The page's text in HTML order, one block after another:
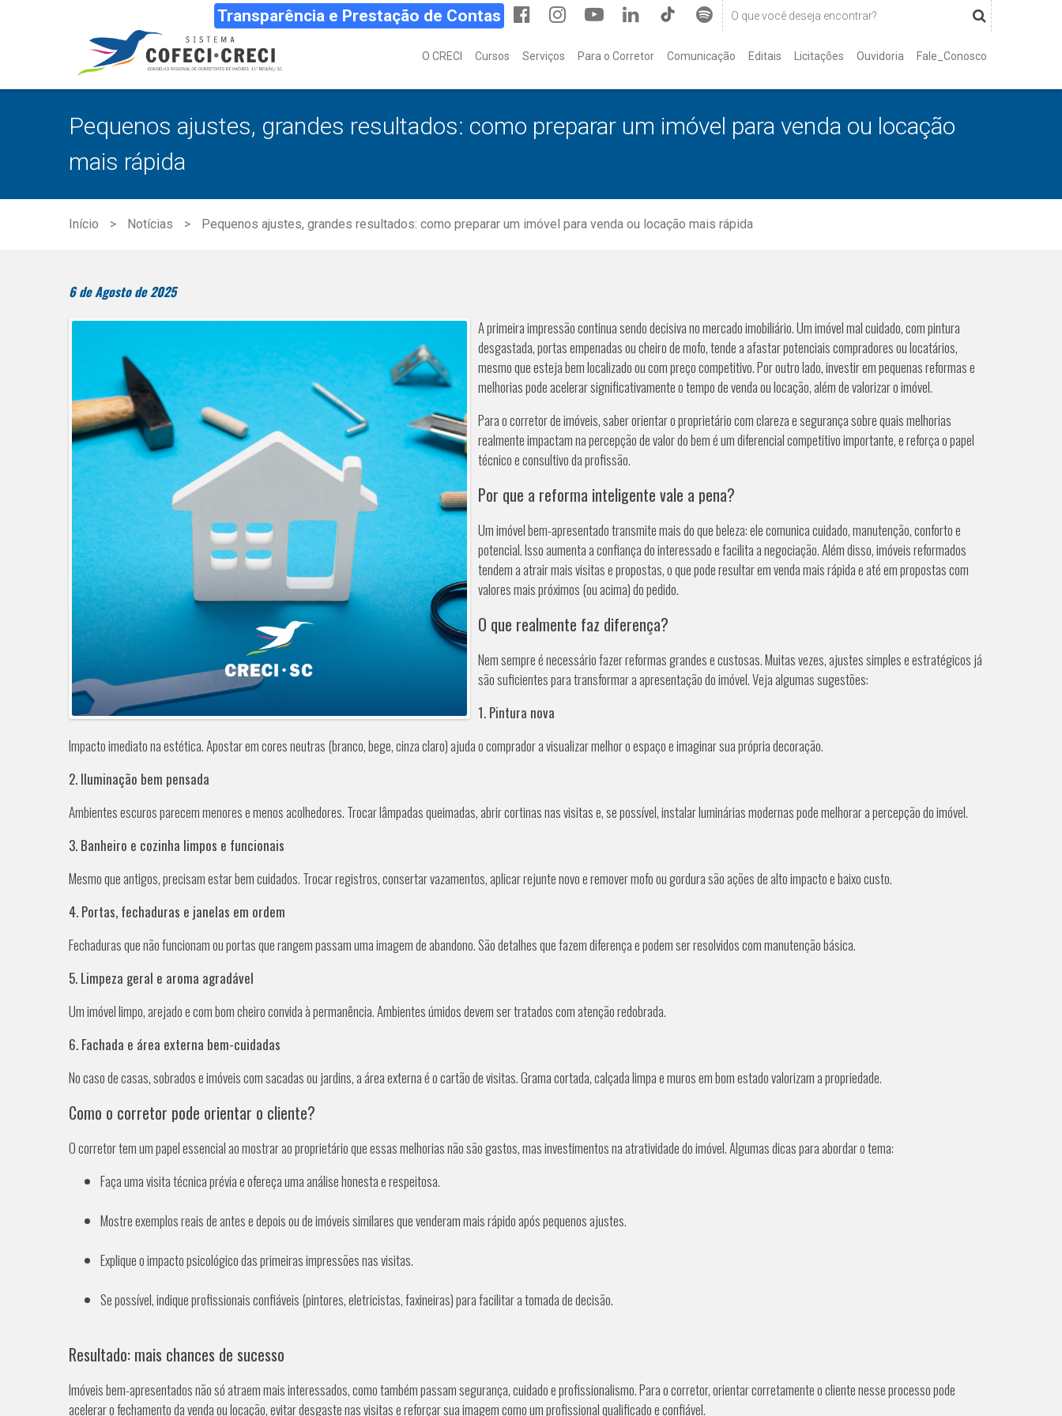
Transparência e Prestação de Contas
O CRECI Cursos Serviços Para o Corretor Comunicação Editais Licitações Ouvidoria Fale_Conosco
Pequenos ajustes, grandes resultados: como preparar um imóvel para venda ou locação
mais rápida
Início Notícias Pequenos ajustes, grandes resultados: como preparar um imóvel para venda ou locação mais rápida
6 de Agosto de 2025
A primeira impressão continua sendo decisiva no mercado imobiliário. Um imóvel mal cuidado, com pintura
desgastada, portas empenadas ou cheiro de mofo, tende a afastar potenciais compradores ou locatários,
mesmo que esteja bem localizado ou com preço competitivo. Por outro lado, investir em pequenas reformas e
melhorias pode acelerar significativamente o tempo de venda ou locação, além de valorizar o imóvel.
Para o corretor de imóveis, saber orientar o proprietário com clareza e segurança sobre quais melhorias
realmente impactam na percepção de valor do bem é um diferencial competitivo importante, e reforça o papel
técnico e consultivo da profissão.
Por que a reforma inteligente vale a pena?
Um imóvel bem-apresentado transmite mais do que beleza: ele comunica cuidado, manutenção, conforto e
potencial. Isso aumenta a confiança do interessado e facilita a negociação. Além disso, imóveis reformados
tendem a atrair mais visitas e propostas, o que pode resultar em venda mais rápida e até em propostas com
valores mais próximos (ou acima) do pedido.
O que realmente faz diferença?
Nem sempre é necessário fazer reformas grandes e custosas. Muitas vezes, ajustes simples e estratégicos já
são suficientes para transformar a apresentação do imóvel. Veja algumas sugestões:
1. Pintura nova
Impacto imediato na estética. Apostar em cores neutras (branco, bege, cinza claro) ajuda o comprador a visualizar melhor o espaço e imaginar sua própria decoração.
2. Iluminação bem pensada
Ambientes escuros parecem menores e menos acolhedores. Trocar lâmpadas queimadas, abrir cortinas nas visitas e, se possível, instalar luminárias modernas pode melhorar a percepção do imóvel.
3. Banheiro e cozinha limpos e funcionais
Mesmo que antigos, precisam estar bem cuidados. Trocar registros, consertar vazamentos, aplicar rejunte novo e remover mofo ou gordura são ações de alto impacto e baixo custo.
4. Portas, fechaduras e janelas em ordem
Fechaduras que não funcionam ou portas que rangem passam uma imagem de abandono. São detalhes que fazem diferença e podem ser resolvidos com manutenção básica.
5. Limpeza geral e aroma agradável
Um imóvel limpo, arejado e com bom cheiro convida à permanência. Ambientes úmidos devem ser tratados com atenção redobrada.
6. Fachada e área externa bem-cuidadas
No caso de casas, sobrados e imóveis com sacadas ou jardins, a área externa é o cartão de visitas. Grama cortada, calçada limpa e muros em bom estado valorizam a propriedade.
Como o corretor pode orientar o cliente?
O corretor tem um papel essencial ao mostrar ao proprietário que essas melhorias não são gastos, mas investimentos na atratividade do imóvel. Algumas dicas para abordar o tema:
Faça uma visita técnica prévia e ofereça uma análise honesta e respeitosa.
Mostre exemplos reais de antes e depois ou de imóveis similares que venderam mais rápido após pequenos ajustes.
Explique o impacto psicológico das primeiras impressões nas visitas.
Se possível, indique profissionais confiáveis (pintores, eletricistas, faxineiras) para facilitar a tomada de decisão.
Resultado: mais chances de sucesso
Imóveis bem-apresentados não só atraem mais interessados, como também passam segurança, cuidado e profissionalismo. Para o corretor, orientar corretamente o cliente nesse processo pode
acelerar o fechamento da venda ou locação, evitar desgaste nas visitas e reforçar sua imagem como um profissional qualificado e confiável.